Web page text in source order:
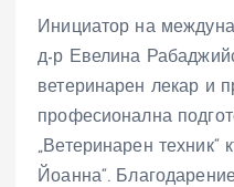
Инициатор на
д-р Евелина
ветеринарен лекар и
професионална
„Ветеринарен
Йоанна“.